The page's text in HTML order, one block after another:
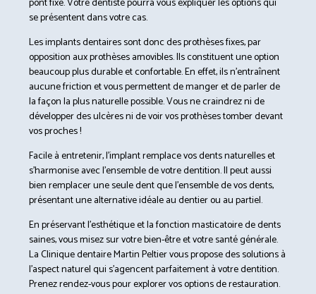
pont fixe. Votre dentiste pourra vous expliquer les options qui
se présentent dans votre cas.
Les implants dentaires sont donc des prothèses fixes, par
opposition aux prothèses amovibles. Ils constituent une option
beaucoup plus durable et confortable. En effet, ils n’entraînent
aucune friction et vous permettent de manger et de parler de
la façon la plus naturelle possible. Vous ne craindrez ni de
développer des ulcères ni de voir vos prothèses tomber devant
vos proches !
Facile à entretenir, l’implant remplace vos dents naturelles et
s’harmonise avec l’ensemble de votre dentition. Il peut aussi
bien remplacer une seule dent que l’ensemble de vos dents,
présentant une alternative idéale au dentier ou au partiel.
En préservant l’esthétique et la fonction masticatoire de dents
saines, vous misez sur votre bien-être et votre santé générale.
La Clinique dentaire Martin Peltier vous propose des solutions à
l’aspect naturel qui s’agencent parfaitement à votre dentition.
Prenez rendez-vous pour explorer vos options de restauration.